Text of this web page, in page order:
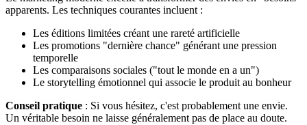
apparents. Les techniques courantes incluent :
Les éditions limitées créant une rareté artificielle
Les promotions "dernière chance" générant une pression
temporelle
Les comparaisons sociales ("tout le monde en a un")
Le storytelling émotionnel qui associe le produit au bonheur
Conseil pratique : Si vous hésitez, c'est probablement une envie.
Un véritable besoin ne laisse généralement pas de place au doute.